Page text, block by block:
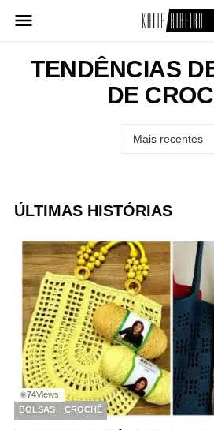
para
conteúdoTENDÊNCIAS
DE
ÚLTIMAS HISTÓRIAS
◉74Views
BOLSAS
CROCHÊ